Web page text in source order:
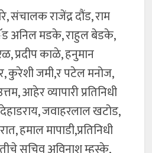
राजेंद्र दौंड, राम
अनिल मडके, राहुल बेडके,
प्रदीप काळे, हनुमान
कुरेशी जमी,र पटेल मनोज,
आहेर व्यापारी प्रतिनिधी
जवाहरलाल खटोड,
हमाल मापाडी,प्रतिनिधी